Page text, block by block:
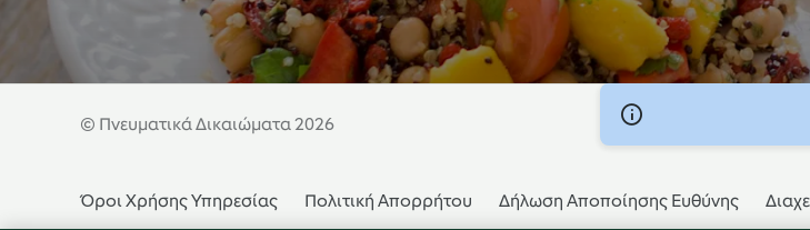
© Πνευματικά Δικαιώματα 2026
Όροι Χρήσης Υπηρεσίας Πολιτική Απορρήτου Δήλωση Αποποίησης Ευθύνης